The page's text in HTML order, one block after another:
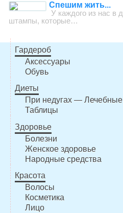
Спешим жить...
У каждого из нас в
штампы, которые…
Гардероб
Аксессуары
Обувь
Диеты
При недугах — Лечебные
Таблицы
Здоровье
Болезни
Женское здоровье
Народные средства
Красота
Волосы
Косметика
Лицо